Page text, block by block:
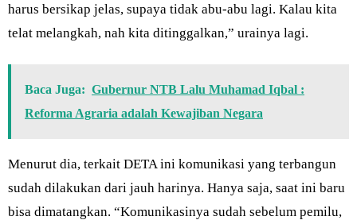
harus bersikap jelas, supaya tidak abu-abu lagi. Kalau kita
telat melangkah, nah kita ditinggalkan,” urainya lagi.
Baca Juga: Gubernur NTB Lalu Muhamad Iqbal :
Reforma Agraria adalah Kewajiban Negara
Menurut dia, terkait DETA ini komunikasi yang terbangun
sudah dilakukan dari jauh harinya. Hanya saja, saat ini baru
bisa dimatangkan. “Komunikasinya sudah sebelum pemilu,